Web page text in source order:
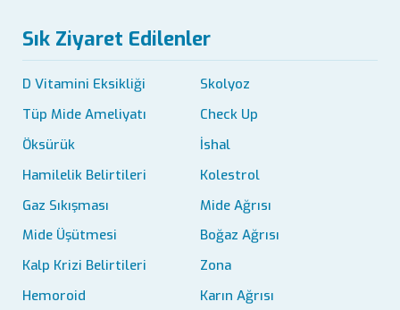
Sık Ziyaret Edilenler
D Vitamini Eksikliği
Skolyoz
Tüp Mide Ameliyatı
Check Up
Öksürük
İshal
Hamilelik Belirtileri
Kolestrol
Gaz Sıkışması
Mide Ağrısı
Mide Üşütmesi
Boğaz Ağrısı
Kalp Krizi Belirtileri
Zona
Hemoroid
Karın Ağrısı